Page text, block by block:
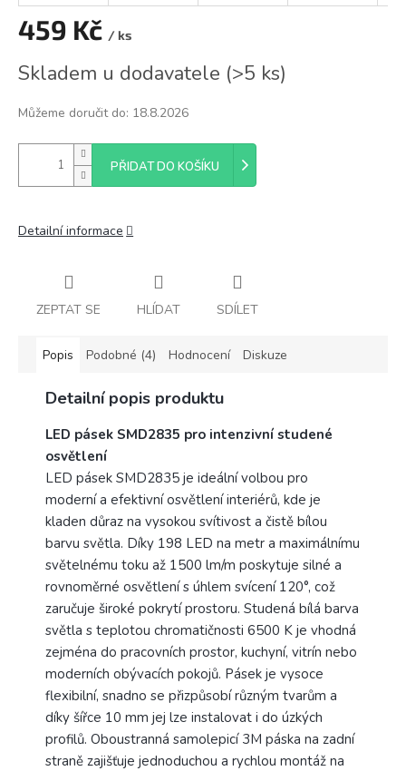
459 Kč / ks
cena:
Skladem u dodavatele (>5 ks)
Můžeme doručit do: 18.8.2026
PŘIDAT DO KOŠÍKU
Detailní informace
ZEPTAT SE HLÍDAT SDÍLET
Popis Podobné (4) Hodnocení Diskuze
Detailní popis produktu
LED pásek SMD2835 pro intenzivní studené
osvětlení
LED pásek SMD2835 je ideální volbou pro
moderní a efektivní osvětlení interiérů, kde je
kladen důraz na vysokou svítivost a čistě bílou
barvu světla. Díky 198 LED na metr a maximálnímu
světelnému toku až 1500 lm/m poskytuje silné a
rovnoměrné osvětlení s úhlem svícení 120°, což
zaručuje široké pokrytí prostoru. Studená bílá barva
světla s teplotou chromatičnosti 6500 K je vhodná
zejména do pracovních prostor, kuchyní, vitrín nebo
moderních obývacích pokojů. Pásek je vysoce
flexibilní, snadno se přizpůsobí různým tvarům a
díky šířce 10 mm jej lze instalovat i do úzkých
profilů. Oboustranná samolepicí 3M páska na zadní
straně zajišťuje jednoduchou a rychlou montáž na